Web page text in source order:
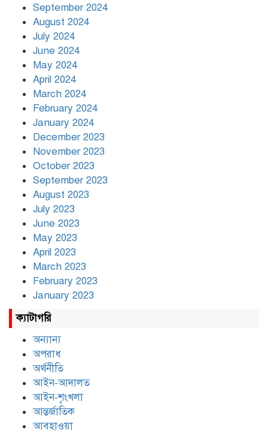
September 2024
August 2024
July 2024
June 2024
May 2024
April 2024
March 2024
February 2024
January 2024
December 2023
November 2023
October 2023
September 2023
August 2023
July 2023
June 2023
May 2023
April 2023
March 2023
February 2023
January 2023
ক্যাটাগরি
অন্যান্য
অপরাধ
অর্থনীতি
আইন-আদালত
আইন-শৃংখলা
আন্তর্জাতিক
আবহাওয়া